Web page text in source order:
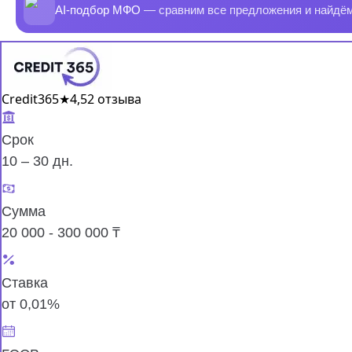
AI-подбор МФО — сравним все предложения и
Credit365★4,52 отзыва
Срок
10 – 30 дн.
Сумма
20 000 - 300 000 ₸
Ставка
от 0,01%